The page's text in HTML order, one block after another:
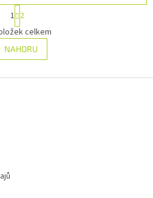
O
v
l
á
S
t
r
á
n
k
v
1 2
celkem
NAHORU